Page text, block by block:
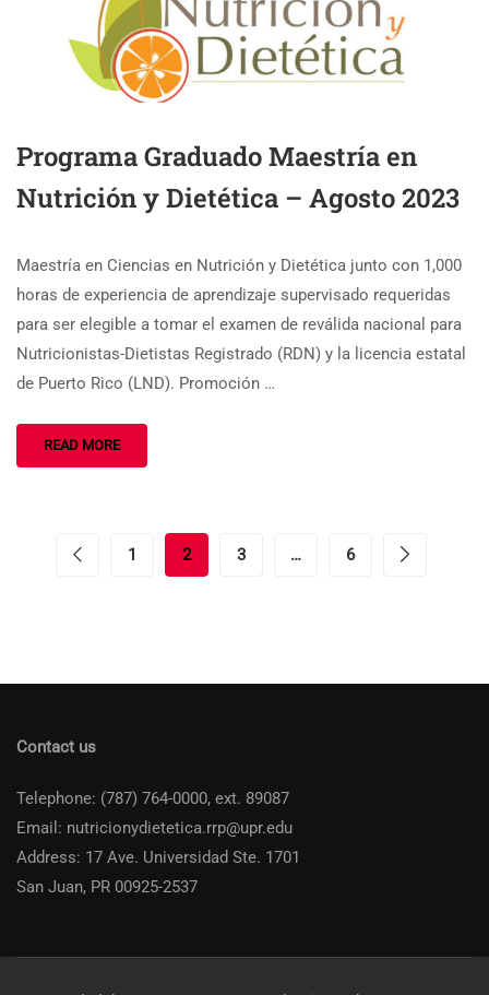
Programa Graduado Maestría en
Nutrición y Dietética – Agosto 2023
Maestría en Ciencias en Nutrición y Dietética junto con 1,000
horas de experiencia de aprendizaje supervisado requeridas
para ser elegible a tomar el examen de reválida nacional para
Nutricionistas-Dietistas Registrado (RDN) y la licencia estatal
de Puerto Rico (LND). Promoción …
READ MORE
1 2 3 … 6
Contact us
Telephone: (787) 764-0000, ext. 89087
Email: nutricionydietetica.rrp@upr.edu
Address: 17 Ave. Universidad Ste. 1701
San Juan, PR 00925-2537